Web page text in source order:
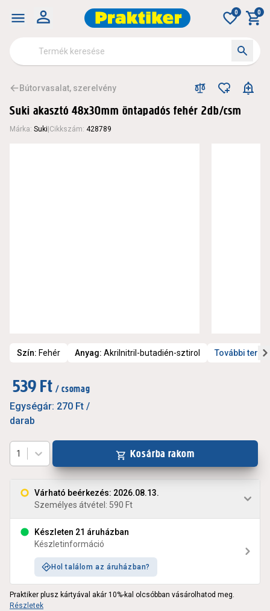
0 0
Bútorvasalat, szerelvény
Suki akasztó 48x30mm öntapadós fehér 2db/csm
Márka: Suki Cikkszám: 428789
Szín: Fehér Anyag: Akrilnitril-butadién-sztirol További
539 Ft / csomag
Egységár: 270 Ft /
darab
Várható beérkezés: 2026.08.13.
Személyes átvétel: 590 Ft
Készleten 21 áruházban
Készletinformáció
Hol találom az áruházban?
1 Kosárba rakom
Praktiker plusz kártyával akár 10%-kal olcsóbban vásárolhatod meg.
Részletek